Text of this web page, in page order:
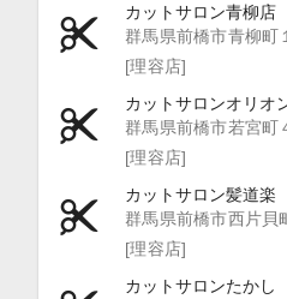
カットサロン青柳店
群馬県前橋市青柳町
[理容店]
カットサロンオリオ
群馬県前橋市若宮町
[理容店]
カットサロン髪道楽
群馬県前橋市西片貝
[理容店]
カットサロンたかし